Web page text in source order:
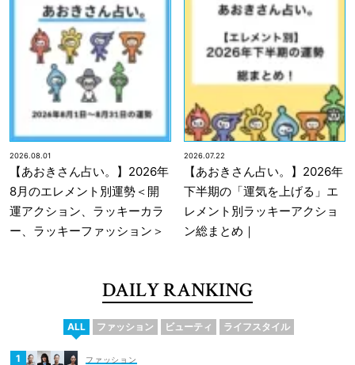
2026.08.01
【あおきさん占い。】2026年
8月のエレメント別運勢＜開
運アクション、ラッキーカラ
ー、ラッキーファッション＞
2026.07.22
【あおきさん占い。】2026年
下半期の「運気を上げる」エ
レメント別ラッキーアクショ
ン総まとめ｜
DAILY RANKING
ALL ファッション ビューティ ライフスタイル
ファッション